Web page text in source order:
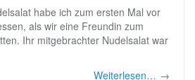
habe ich zum ersten Mal vor
als wir eine Freundin zum
Ihr mitgebrachter Nudelsalat war
Weiterlesen… →